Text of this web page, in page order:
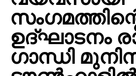
ഉദ്ഘാടനം
ഗാന്ധി